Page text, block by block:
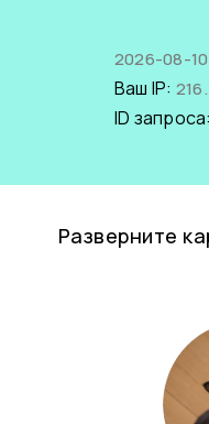
2026-08-
Ваш IP:
ID запроса:
Разверните